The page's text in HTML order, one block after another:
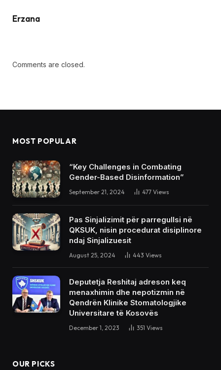
Erzana
Comments are closed.
MOST POPULAR
“Key Challenges in Combating
Gender-Based Disinformation”
September 21, 2024 477 Views
Pas Sinjalizimit për parregullsi në
QKSUK, nisin procedurat disiplinore
ndaj Sinjalizuesit
August 25, 2024 443 Views
Deputetja Reshitaj adreson keq
menaxhimin dhe nepotizmin në
Qendrën Klinike Stomatologjike
Universitare të Kosovës
December 1, 2023 351 Views
OUR PICKS